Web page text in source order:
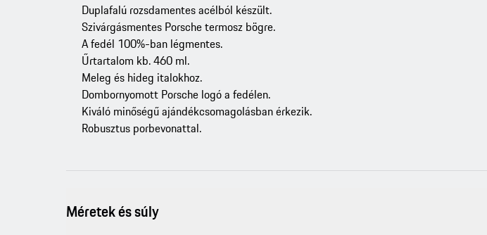
Duplafalú rozsdamentes acélból készült.
Szivárgásmentes Porsche termosz bögre.
A fedél 100%-ban légmentes.
Űrtartalom kb. 460 ml.
Meleg és hideg italokhoz.
Dombornyomott Porsche logó a fedélen.
Kiváló minőségű ajándékcsomagolásban érkezik.
Robusztus porbevonattal.
Méretek és súly